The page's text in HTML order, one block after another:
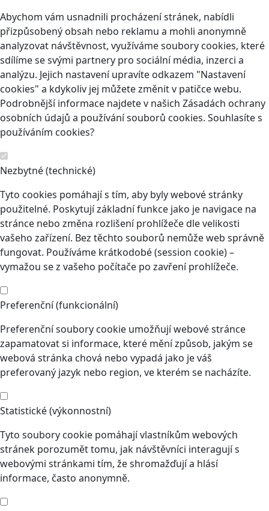
Abychom vám usnadnili procházení stránek, nabídli
přizpůsobený obsah nebo reklamu a mohli anonymně
analyzovat návštěvnost, využíváme soubory cookies, které
sdílíme se svými partnery pro sociální média, inzerci a
analýzu. Jejich nastavení upravíte odkazem "Nastavení
cookies" a kdykoliv jej můžete změnit v patičce webu.
Podrobnější informace najdete v našich Zásadách ochrany
osobních údajů a používání souborů cookies. Souhlasíte s
používáním cookies?
Nezbytné (technické)
Tyto cookies pomáhají s tím, aby byly webové stránky
použitelné. Poskytují základní funkce jako je navigace na
stránce nebo změna rozlišení prohlížeče dle velikosti
vašeho zařízení. Bez těchto souborů nemůže web správně
fungovat. Používáme krátkodobé (session cookie) –
vymažou se z vašeho počítače po zavření prohlížeče.
Preferenční (funkcionální)
Preferenční soubory cookie umožňují webové stránce
zapamatovat si informace, které mění způsob, jakým se
webová stránka chová nebo vypadá jako je váš
preferovaný jazyk nebo region, ve kterém se nacházíte.
Statistické (výkonnostní)
Tyto soubory cookie pomáhají vlastníkům webových
stránek porozumět tomu, jak návštěvníci interagují s
webovými stránkami tím, že shromažďují a hlásí
informace, často anonymně.